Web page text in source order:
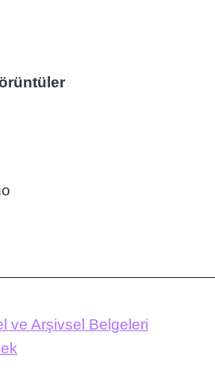
ve Arşivsel Belgeleri